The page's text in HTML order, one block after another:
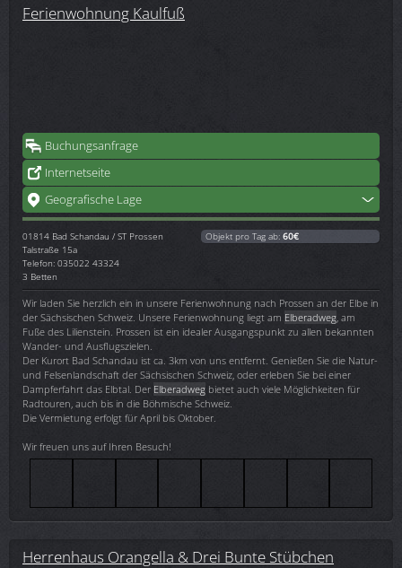
Ferienwohnung Kaulfuß
Buchungsanfrage
Internetseite
Geografische Lage
01814 Bad Schandau / ST Prossen
Talstraße 15a
Telefon: 035022 43324
3 Betten
Objekt pro Tag ab: 60€
Wir laden Sie herzlich ein in unsere Ferienwohnung nach Prossen an der Elbe in
der Sächsischen Schweiz. Unsere Ferienwohnung liegt am Elberadweg , am
Fuße des Lilienstein. Prossen ist ein idealer Ausgangspunkt zu allen bekannten
Wander- und Ausflugszielen.
Der Kurort Bad Schandau ist ca. 3km von uns entfernt. Genießen Sie die Natur-
und Felsenlandschaft der Sächsischen Schweiz, oder erleben Sie bei einer
Dampferfahrt das Elbtal. Der Elberadweg bietet auch viele Möglichkeiten für
Radtouren, auch bis in die Böhmische Schweiz.
Die Vermietung erfolgt für April bis Oktober.
Wir freuen uns auf Ihren Besuch!
Herrenhaus Orangella & Drei Bunte Stübchen